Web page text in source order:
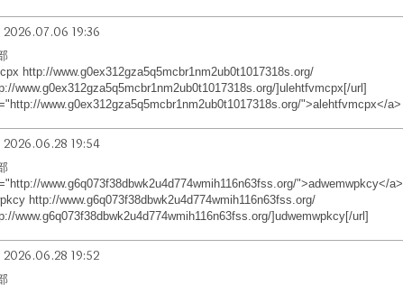
2026.07.06 19:36
http://www.g0ex312gza5q5mcbr1nm2ub0t1017318s.org/
www.g0ex312gza5q5mcbr1nm2ub0t1017318s.org/]ulehtfvmcpx[/url]
www.g0ex312gza5q5mcbr1nm2ub0t1017318s.org/">alehtfvmcpx</a>
2026.06.28 19:54
www.g6q073f38dbwk2u4d774wmih116n63fss.org/">adwemwpkcy</a>
http://www.g6q073f38dbwk2u4d774wmih116n63fss.org/
www.g6q073f38dbwk2u4d774wmih116n63fss.org/]udwemwpkcy[/url]
2026.06.28 19:52